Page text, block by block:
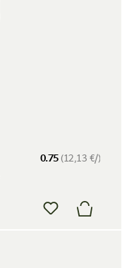
0.75(12,13 €/)